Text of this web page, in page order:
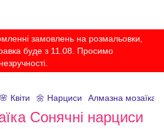
замовлень на розмальовки,
буде з 11.08. Просимо
🌸 Квіти 🌼 Нарциси Алмазна мозаїка
Сонячні нарциси